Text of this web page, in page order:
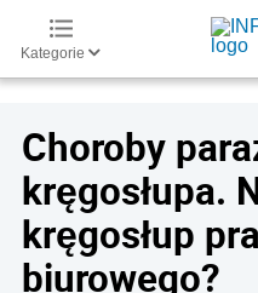
Kategorie
Choroby
kręgosłupa.
kręgosłup
biurowego?